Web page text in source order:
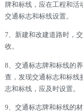
牌和标线，应在工程和活
交通标志和标线设置。
7、 新建和改建道路时，
收。
8
交通标志牌和标线的
查，发现交通标志和标线
志和标线，应及时设置。
9、 交通标志牌和标线的